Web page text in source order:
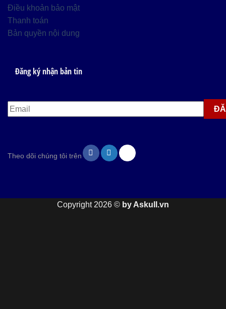
Điều khoản bảo mật
Thanh toán
Bản quyền nội dung
Đăng ký nhận bản tin
Theo dõi chúng tôi trên
Copyright 2026 © by Askull.vn